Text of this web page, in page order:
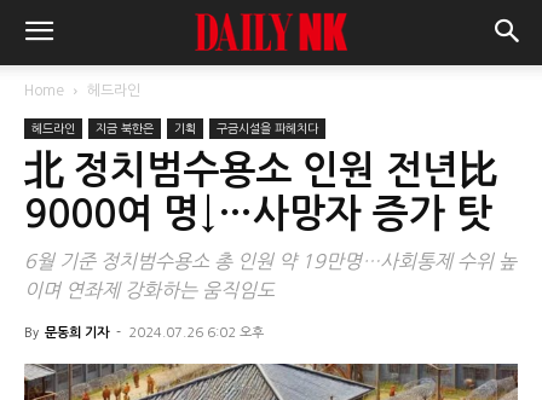
Home 헤드라인
헤드라인 지금 북한은 기획 구금시설을 파헤치다
北 정치범수용소 인원 전년比
9000여 명↓…사망자 증가 탓
6월 기준 정치범수용소 총 인원 약 19만명…사회통제 수위 높
이며 연좌제 강화하는 움직임도
By 문동희 기자 - 2024.07.26 6:02 오후